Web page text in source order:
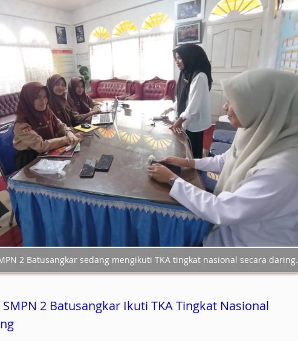
2 Batusangkar sedang mengikuti TKA tingkat nasional secara daring.
2 Batusangkar Ikuti TKA Tingkat Nasional